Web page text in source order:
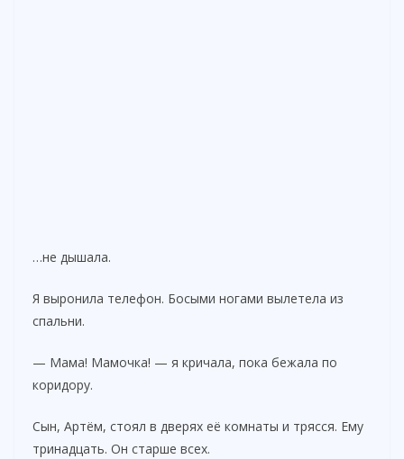
…не дышала.
Я выронила телефон. Босыми ногами вылетела из
спальни.
— Мама! Мамочка! — я кричала, пока бежала по
коридору.
Сын, Артём, стоял в дверях её комнаты и трясся. Ему
тринадцать. Он старше всех.